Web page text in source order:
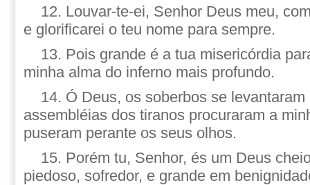
12. Louvar-te-ei, Senhor Deus meu,
e glorificarei o teu nome para sempre.
13. Pois grande é a tua misericórdia
minha alma do inferno mais profundo.
14. Ó Deus, os soberbos se
assembléias dos tiranos procuraram a
puseram perante os seus olhos.
15. Porém tu, Senhor, és um Deus
piedoso, sofredor, e grande em